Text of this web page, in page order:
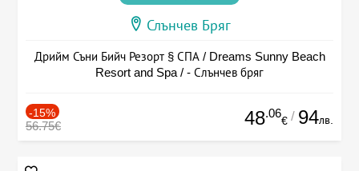
Слънчев Бряг
Дрийм Съни Бийч Резорт § СПА / Dreams Sunny Beach
Resort and Spa / - Слънчев бряг
-15%
56.75€ 48.06
€ / 94лв.